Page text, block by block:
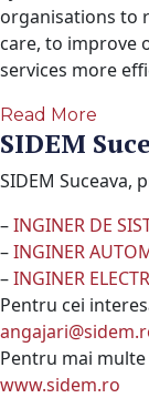
organisations to
care, to improve
services more
Read More
SIDEM
SIDEM Suceava,
–INGINER DE
–INGINER
–INGINER
Pentru cei
Pentru mai
www.sidem.ro